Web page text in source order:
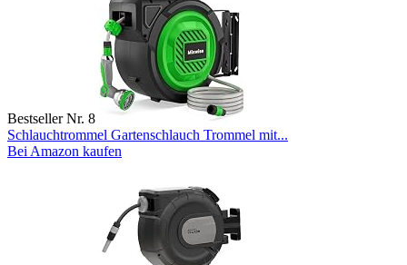
Bestseller Nr. 8
Schlauchtrommel Gartenschlauch Trommel mit...
Bei Amazon kaufen